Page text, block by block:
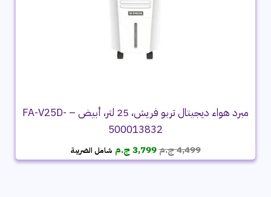
مبرد هواء ديجيتال تربو فريش، 25 لتر، أبيض – FA-V25D-
500013832
4,499ج.مالسعر
الأصلي
3,799 ج.م السعر
الحالي
شامل الضريبة